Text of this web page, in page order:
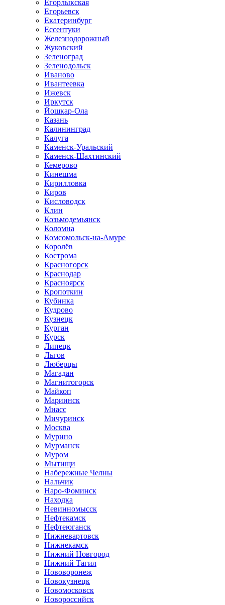
Егорлыкская
Егорьевск
Екатеринбург
Ессентуки
Железнодорожный
Жуковский
Зеленоград
Зеленодольск
Иваново
Ивантеевка
Ижевск
Иркутск
Йошкар-Ола
Казань
Калининград
Калуга
Каменск-Уральский
Каменск-Шахтинский
Кемерово
Кинешма
Кирилловка
Киров
Кисловодск
Клин
Козьмодемьянск
Коломна
Комсомольск-на-Амуре
Королёв
Кострома
Красногорск
Краснодар
Красноярск
Кропоткин
Кубинка
Кудрово
Кузнецк
Курган
Курск
Липецк
Льгов
Люберцы
Магадан
Магнитогорск
Майкоп
Мариинск
Миасс
Мичуринск
Москва
Мурино
Мурманск
Муром
Мытищи
Набережные Челны
Нальчик
Наро-Фоминск
Находка
Невинномысск
Нефтекамск
Нефтеюганск
Нижневартовск
Нижнекамск
Нижний Новгород
Нижний Тагил
Нововоронеж
Новокузнецк
Новомосковск
Новороссийск